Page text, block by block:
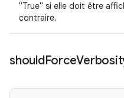
"True" si elle doit être
contraire.
shouldForce